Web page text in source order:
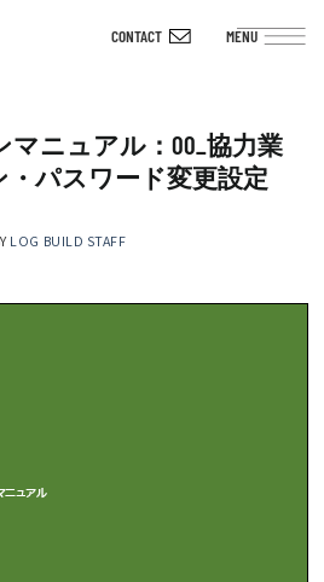
CONTACT MENU
マニュアル：00_協力業
パスワード変更設定
LOG BUILD STAFF